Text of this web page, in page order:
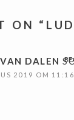
ON “
DALEN
2019 OM